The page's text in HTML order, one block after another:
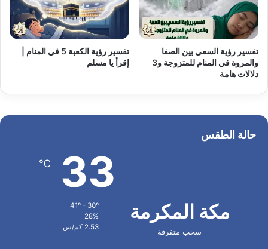
تفسير رؤية السعي بين الصفا
والمروة في المنام للمتزوجة و3
دلالات هامة
تفسير رؤية الكعبة 5 في المنام |
إقرأ يا مسلم
حالة الطقس
مكة المكرمة
سحب متفرقة
33
℃
41º - 30º
28%
2.53 كم/س